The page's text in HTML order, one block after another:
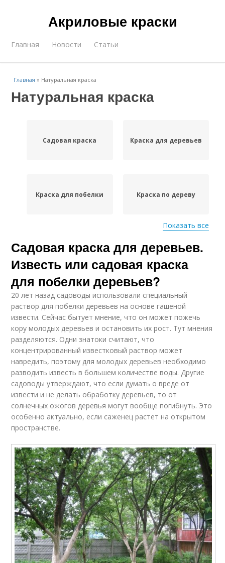
Акриловые краски
Главная Новости Статьи
Главная » Натуральная краска
Натуральная краска
Садовая краска Краска для деревьев
Краска для побелки Краска по дереву
Краска для садовых
деревьев
Акриловые краски
Алкидная краска
Водо-дисперсионные
краски
Водоэмульсионная
краска
Показать все
Садовая краска для деревьев.
Известь или садовая краска
для побелки деревьев?
20 лет назад садоводы использовали специальный
раствор для побелки деревьев на основе гашеной
извести. Сейчас бытует мнение, что он может пожечь
кору молодых деревьев и остановить их рост. Тут мнения
разделяются. Одни знатоки считают, что
концентрированный известковый раствор может
навредить, поэтому для молодых деревьев необходимо
разводить известь в большем количестве воды. Другие
садоводы утверждают, что если думать о вреде от
извести и не делать обработку деревьев, то от
солнечных ожогов деревья могут вообще погибнуть. Это
особенно актуально, если саженец растет на открытом
пространстве.